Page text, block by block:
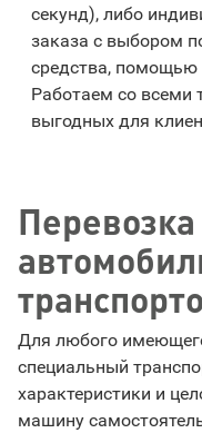
секунд), либо
заказа с выбором
средства, помощью
Работаем со всеми
выгодных для
Для любого
специальный
характеристики и
машину